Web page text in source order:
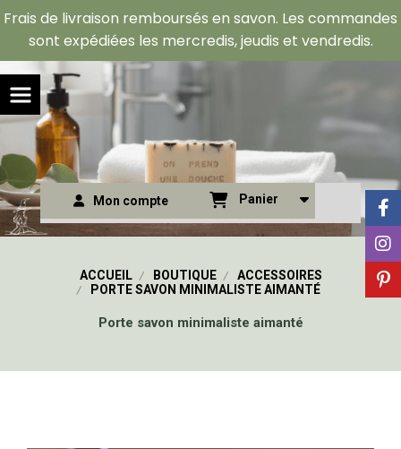
Frais de livraison remboursés en savon. Les commandes
sont expédiées les mercredis, jeudis et vendredis.
Mon compte Panier
ACCUEIL BOUTIQUE
ACCESSOIRES
PORTE SAVON MINIMALISTE AIMANTÉ
Porte savon minimaliste aimanté